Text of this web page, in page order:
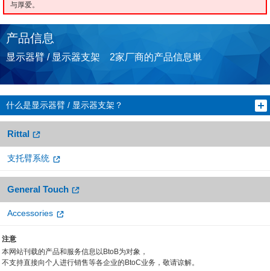
与厚爱。
产品信息
显示器臂 / 显示器支架 2家厂商的产品信息単
什么是显示器臂 / 显示器支架？
Rittal
支托臂系统
General Touch
Accessories
注意
本网站刊载的产品和服务信息以BtoB为对象，
不支持直接向个人进行销售等各企业的BtoC业务，敬请谅解。